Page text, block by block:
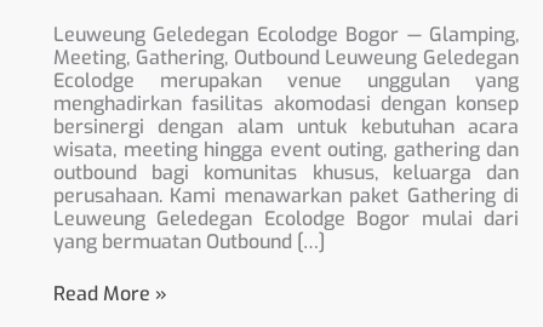
Leuweung Geledegan Ecolodge Bogor — Glamping,
Meeting, Gathering, Outbound Leuweung Geledegan
Ecolodge merupakan venue unggulan yang
menghadirkan fasilitas akomodasi dengan konsep
bersinergi dengan alam untuk kebutuhan acara
wisata, meeting hingga event outing, gathering dan
outbound bagi komunitas khusus, keluarga dan
perusahaan. Kami menawarkan paket Gathering di
Leuweung Geledegan Ecolodge Bogor mulai dari
yang bermuatan Outbound […]
Read More »